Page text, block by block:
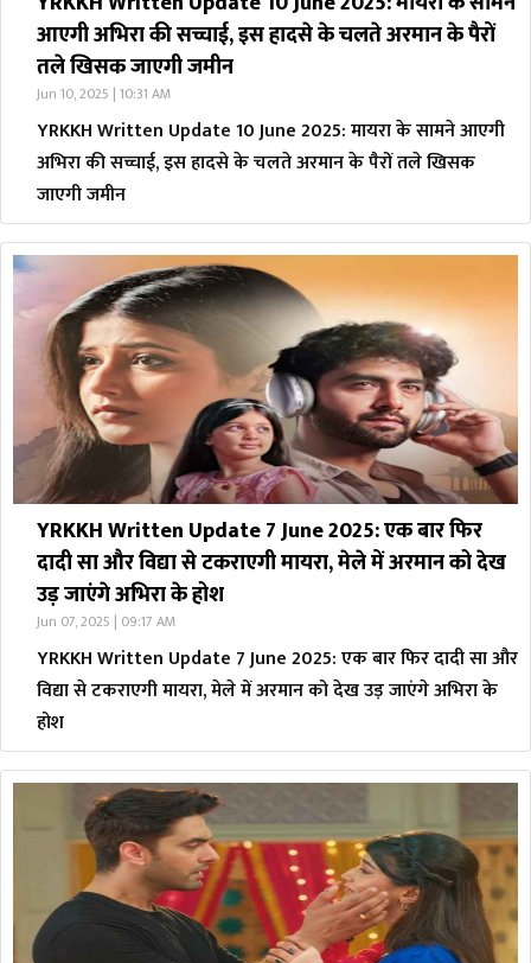
आएगी अभिरा की सच्चाई, इस हादसे के चलते अरमान के पैरों
तले खिसक जाएगी जमीन
Jun 10, 2025 | 10:31 AM
YRKKH Written Update 10 June 2025: मायरा के सामने आएगी
अभिरा की सच्चाई, इस हादसे के चलते अरमान के पैरों तले खिसक
जाएगी जमीन
YRKKH Written Update 7 June 2025: एक बार फिर
दादी सा और विद्या से टकराएगी मायरा, मेले में अरमान को देख
उड़ जाएंगे अभिरा के होश
Jun 07, 2025 | 09:17 AM
YRKKH Written Update 7 June 2025: एक बार फिर दादी सा और
विद्या से टकराएगी मायरा, मेले में अरमान को देख उड़ जाएंगे अभिरा के
होश